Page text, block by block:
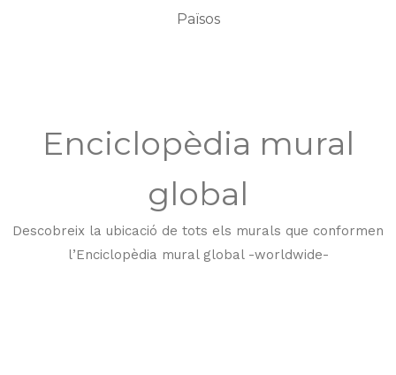
Països
Enciclopèdia mural
global
Descobreix la ubicació de tots els murals que conformen
l’Enciclopèdia mural global -worldwide-